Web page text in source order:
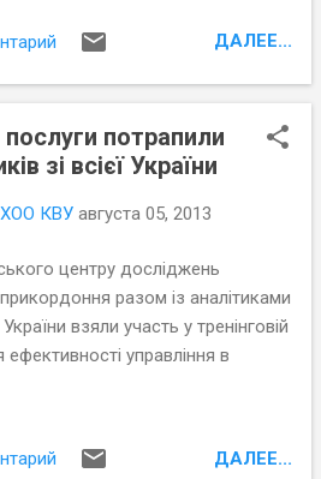
ДАЛЕЕ...
послуги потрапили
зі всієї України
ХОО КВУ августа 05, 2013
центру досліджень
разом із аналітиками
взяли участь у тренінговій
управління в
ДАЛЕЕ...